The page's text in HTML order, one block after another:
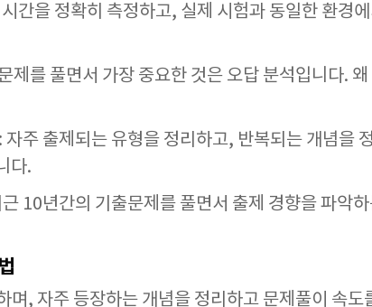
간을 정확히 측정하고, 실제 시험과 동일한 환경
제를 풀면서 가장 중요한 것은 오답 분석입니다.
: 자주 출제되는 유형을 정리하고, 반복되는 개념을
다.
근 10년간의 기출문제를 풀면서 출제 경향을 파악
며, 자주 등장하는 개념을 정리하고 문제풀이 속도